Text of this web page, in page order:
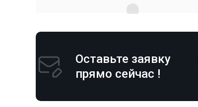
Оставьте заявку
прямо сейчас !